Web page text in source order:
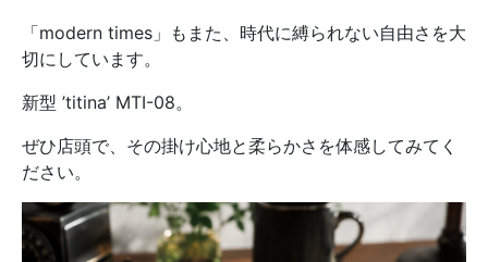
「modern times」もまた、時代に縛られない自由さを大
切にしています。
新型 ’titina’ MTI-08。
ぜひ店頭で、その掛け心地と柔らかさを体感してみてく
ださい。